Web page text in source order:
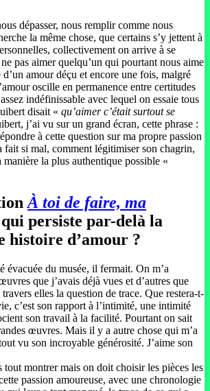
dépasser, nous remplir comme nous
la même chose, que certains s’y jettent à
collectivement on arrive à se
pas aimer quelqu’un qui pourtant nous aime
amour déçu et encore une fois, malgré
oscille en permanence entre certitudes
indéfinissable avec lequel on essaie tous
disait « qu’aimer c’était surtout se
j’ai vu sur un grand écran, cette phrase :
à cette question sur ma propre passion
fait si mal, comment légitimiser son chagrin,
la plus authentique possible «
À toi de faire, ma
persiste par-delà la
histoire d’amour ?
évacuée du musée, il fermait. On m’a
que j’avais déjà vues et d’autres que
elles la question de trace. Que restera-t-
c’est son rapport à l’intimité, une intimité
son travail à la facilité. Pourtant on sait
œuvres. Mais il y a autre chose qui m’a
vu son incroyable générosité. J’aime son
tout montrer mais on doit choisir les pièces les
passion amoureuse, avec une chronologie